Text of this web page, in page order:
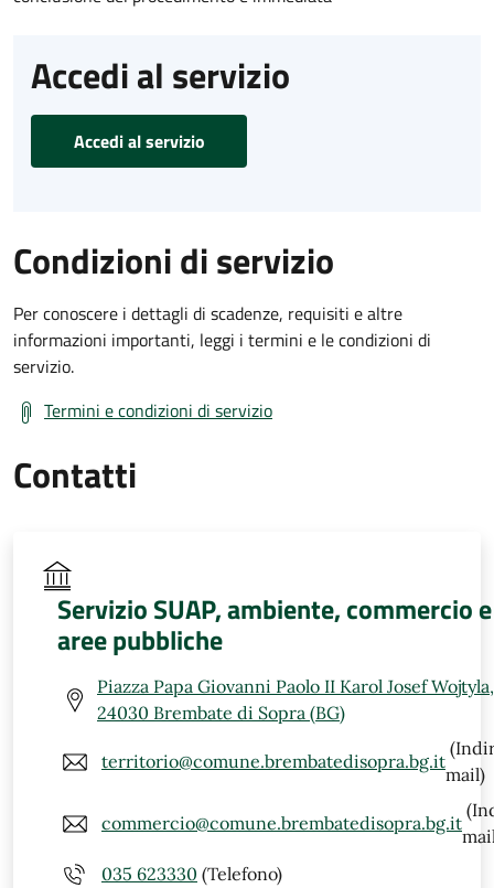
Accedi al servizio
Accedi al servizio
Condizioni di servizio
Per conoscere i dettagli di scadenze, requisiti e altre
informazioni importanti, leggi i termini e le condizioni di
servizio.
Termini e condizioni di servizio
Contatti
Servizio SUAP, ambiente, commercio e
aree pubbliche
Piazza Papa Giovanni Paolo II Karol Josef
24030 Brembate di Sopra (BG)
territorio@comune.brembatedisopra.bg.it
mail)
commercio@comune.brembatedisopra.bg.it
035 623330 (Telefono)